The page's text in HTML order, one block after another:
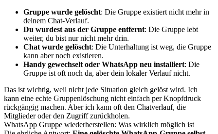
Gruppe wurde gelöscht: Die Gruppe existiert nicht mehr in
deinem Chat-Verlauf.
Du wurdest aus der Gruppe entfernt: Die Gruppe lebt
weiter, du bist nur nicht mehr drin.
Chat wurde gelöscht: Die Unterhaltung ist weg, die Gruppe
kann aber noch existieren.
Handy gewechselt oder WhatsApp neu installiert: Die
Gruppe ist oft noch da, aber dein lokaler Verlauf nicht.
Das ist wichtig, weil nicht jede Situation gleich gelöst wird. Ich
kann eine echte Gruppenlöschung nicht einfach per Knopfdruck
rückgängig machen. Aber ich kann oft den Chatverlauf, die
Mitglieder oder den Zugriff zurückholen.
WhatsApp Gruppe wiederherstellen: Was wirklich möglich ist